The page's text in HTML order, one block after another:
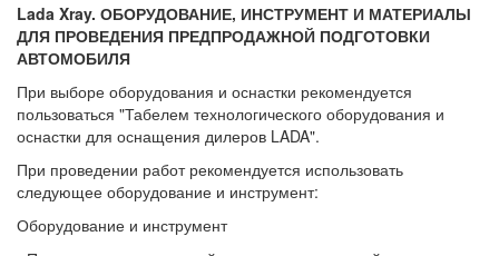
Lada Xray. ОБОРУДОВАНИЕ, ИНСТРУМЕНТ И МАТЕРИАЛЫ
ДЛЯ ПРОВЕДЕНИЯ ПРЕДПРОДАЖНОЙ ПОДГОТОВКИ
АВТОМОБИЛЯ
При выборе оборудования и оснастки рекомендуется
пользоваться "Табелем технологического оборудования и
оснастки для оснащения дилеров LADA".
При проведении работ рекомендуется использовать
следующее оборудование и инструмент:
Оборудование и инструмент